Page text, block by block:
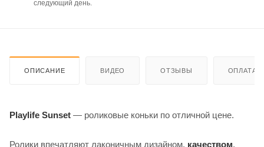
следующий день.
ОПИСАНИЕ ВИДЕО ОТЗЫВЫ ОПЛАТА
Playlife Sunset — роликовые коньки по отличной цене.
Ролики впечатляют лаконичным дизайном, качеством,